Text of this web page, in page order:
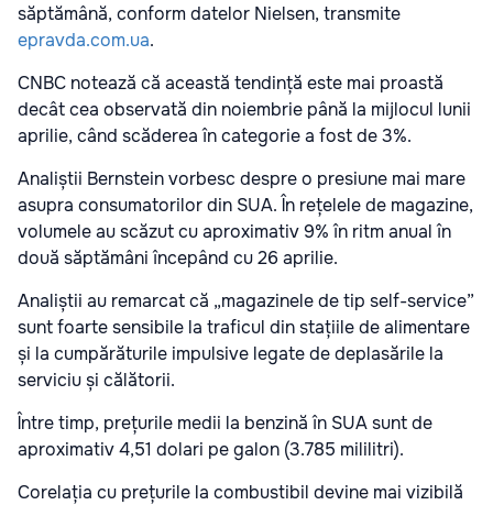
săptămână, conform datelor Nielsen, transmite
epravda.com.ua.
CNBC notează că această tendință este mai proastă
decât cea observată din noiembrie până la mijlocul lunii
aprilie, când scăderea în categorie a fost de 3%.
Analiștii Bernstein vorbesc despre o presiune mai mare
asupra consumatorilor din SUA. În rețelele de magazine,
volumele au scăzut cu aproximativ 9% în ritm anual în
două săptămâni începând cu 26 aprilie.
Analiștii au remarcat că „magazinele de tip self-service”
sunt foarte sensibile la traficul din stațiile de alimentare
și la cumpărăturile impulsive legate de deplasările la
serviciu și călătorii.
Între timp, prețurile medii la benzină în SUA sunt de
aproximativ 4,51 dolari pe galon (3.785 mililitri).
Corelația cu prețurile la combustibil devine mai vizibilă